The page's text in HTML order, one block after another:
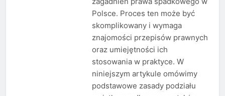
Polsce. Proces ten może być
skomplikowany i wymaga
znajomości przepisów prawnych
oraz umiejętności ich
stosowania w praktyce. W
niniejszym artykule omówimy
podstawowe zasady podziału